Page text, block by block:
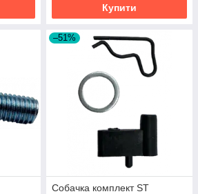
Купити
–51%
Собачка комплект ST